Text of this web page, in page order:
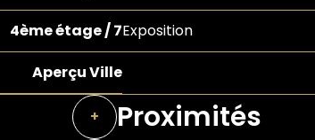
4ème étage / 7Exposition
Aperçu Ville
+ Proximités